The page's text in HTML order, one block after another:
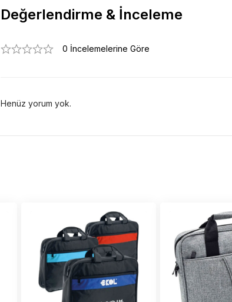
Değerlendirme & İnceleme
0 İncelemelerine Göre
Henüz yorum yok.